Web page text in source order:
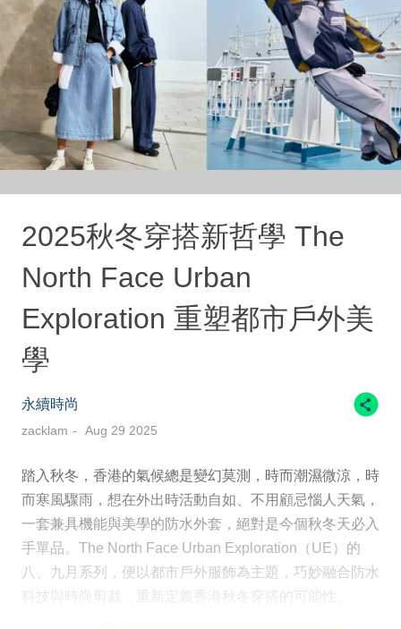
2025秋冬穿搭新哲學 The
North Face Urban
Exploration 重塑都市戶外美
學
永續時尚
zacklam Aug 29 2025
踏入秋冬，香港的氣候總是變幻莫測，時而潮濕微涼，時
而寒風驟雨，想在外出時活動自如、不用顧忌惱人天氣，
一套兼具機能與美學的防水外套，絕對是今個秋冬天必入
手單品。The North Face Urban Exploration（UE）的
八、九月系列，便以都市戶外服飾為主題，巧妙融合防水
科技與時尚剪裁，重新定義香港秋冬穿搭的可能性。